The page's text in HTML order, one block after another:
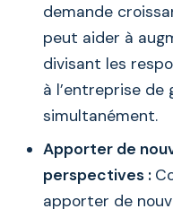
demande
peut aider à
divisant les
à l’entreprise de
simultanément.
Apporter de
perspectives :
apporter de